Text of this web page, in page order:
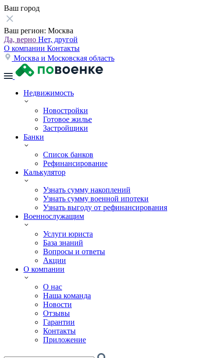
Ваш город
Ваш регион: Москва
Да, верно Нет, другой
О компании Контакты
Москва и Московская область
Недвижимость
Новостройки
Готовое жилье
Застройщики
Банки
Список банков
Рефинансирование
Калькулятор
Узнать сумму накоплений
Узнать сумму военной ипотеки
Узнать выгоду от рефинансирования
Военнослужащим
Услуги юриста
База знаний
Вопросы и ответы
Акции
О компании
О нас
Наша команда
Новости
Отзывы
Гарантии
Контакты
Приложение